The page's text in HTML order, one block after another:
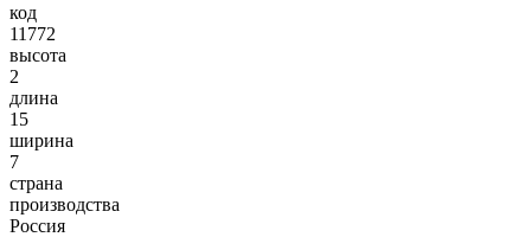
код
11772
высота
2
длина
15
ширина
7
страна
производства
Россия